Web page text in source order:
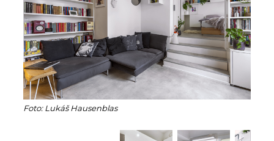
Foto: Lukáš Hausenblas